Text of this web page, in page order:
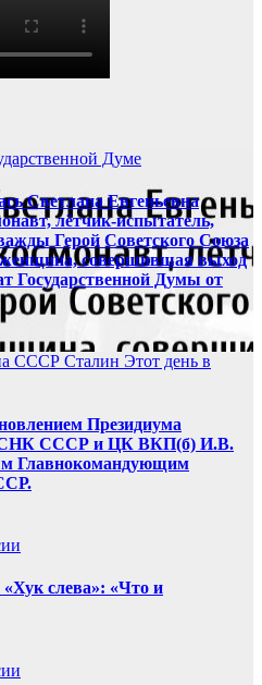
Думе
Светлана Евгеньевна
лётчик-испытатель,
Герой Советского Союза
женщина, совершившая выход
Государственной Думы от
СССР Сталин Этот день в
Президиума
СНК СССР и ЦК ВКП(б) И.В.
Главнокомандующим
слева»: «Что и